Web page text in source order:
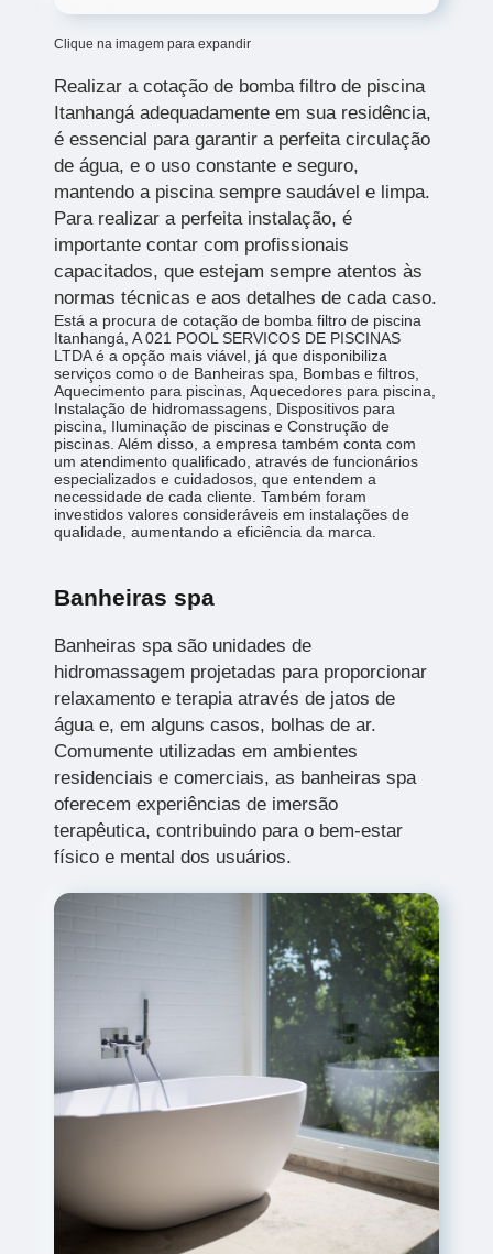
Clique na imagem para expandir
Realizar a cotação de bomba filtro de piscina
Itanhangá adequadamente em sua residência,
é essencial para garantir a perfeita circulação
de água, e o uso constante e seguro,
mantendo a piscina sempre saudável e limpa.
Para realizar a perfeita instalação, é
importante contar com profissionais
capacitados, que estejam sempre atentos às
normas técnicas e aos detalhes de cada caso.
Está a procura de cotação de bomba filtro de piscina
Itanhangá, A 021 POOL SERVICOS DE PISCINAS
LTDA é a opção mais viável, já que disponibiliza
serviços como o de Banheiras spa, Bombas e filtros,
Aquecimento para piscinas, Aquecedores para piscina,
Instalação de hidromassagens, Dispositivos para
piscina, Iluminação de piscinas e Construção de
piscinas. Além disso, a empresa também conta com
um atendimento qualificado, através de funcionários
especializados e cuidadosos, que entendem a
necessidade de cada cliente. Também foram
investidos valores consideráveis em instalações de
qualidade, aumentando a eficiência da marca.
Banheiras spa
Banheiras spa são unidades de
hidromassagem projetadas para proporcionar
relaxamento e terapia através de jatos de
água e, em alguns casos, bolhas de ar.
Comumente utilizadas em ambientes
residenciais e comerciais, as banheiras spa
oferecem experiências de imersão
terapêutica, contribuindo para o bem-estar
físico e mental dos usuários.